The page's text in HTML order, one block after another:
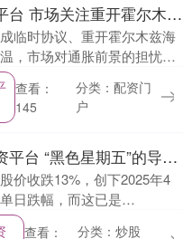
金顶配资平台 市场关注重开霍尔木兹海峡进展 金银价格齐涨
临时协议、重开霍尔木兹海
，市场对通胀前景的担忧有
储加息的可能性下降，金价
易日上涨。 现货黄金上涨逾
司....
查看：
145
分类：配资门
户
中祥网配资平台 “黑色星期五”的导火索？Semianalysis报告“重创”美光
价收跌13%，创下2025年4
日跌幅，而这已是
多次发布看空美光相关报告
查看： 分类：炒股